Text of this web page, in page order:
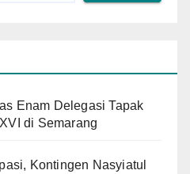
Enam Delegasi Tapak
di Semarang
Kontingen Nasyiatul